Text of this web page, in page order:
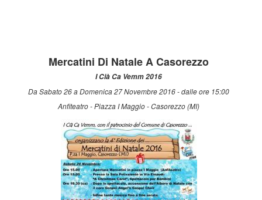
Mercatini Di Natale A Casorezzo
I Cià Ca Vemm 2016
Da Sabato 26 a Domenica 27 Novembre 2016 - dalle ore 15:00
Anfiteatro - Piazza I Maggio - Casorezzo (MI)